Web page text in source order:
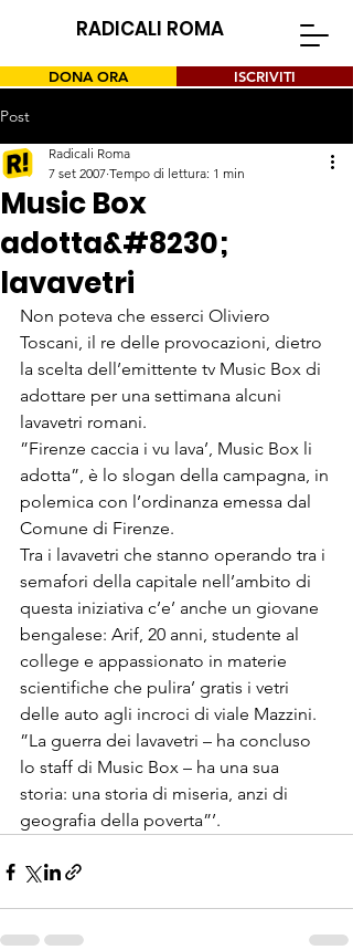
RADICALI ROMA
DONA ORA ISCRIVITI
Post
Music Box
adotta&#8230;
lavavetri
Radicali Roma
7 set 2007 Tempo di lettura: 1 min
Non poteva che esserci Oliviero
Toscani, il re delle provocazioni, dietro
la scelta dell’emittente tv Music Box di
adottare per una settimana alcuni
lavavetri romani.
”Firenze caccia i vu lava’, Music Box li
adotta”, è lo slogan della campagna, in
polemica con l’ordinanza emessa dal
Comune di Firenze.
Tra i lavavetri che stanno operando tra i
semafori della capitale nell’ambito di
questa iniziativa c’e’ anche un giovane
bengalese: Arif, 20 anni, studente al
college e appassionato in materie
scientifiche che pulira’ gratis i vetri
delle auto agli incroci di viale Mazzini.
”La guerra dei lavavetri – ha concluso
lo staff di Music Box – ha una sua
storia: una storia di miseria, anzi di
geografia della poverta”’.